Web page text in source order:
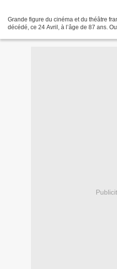
Grande figure du cinéma et du théâtre
décédé, ce 24 Avril, à l’âge de 87 ans.